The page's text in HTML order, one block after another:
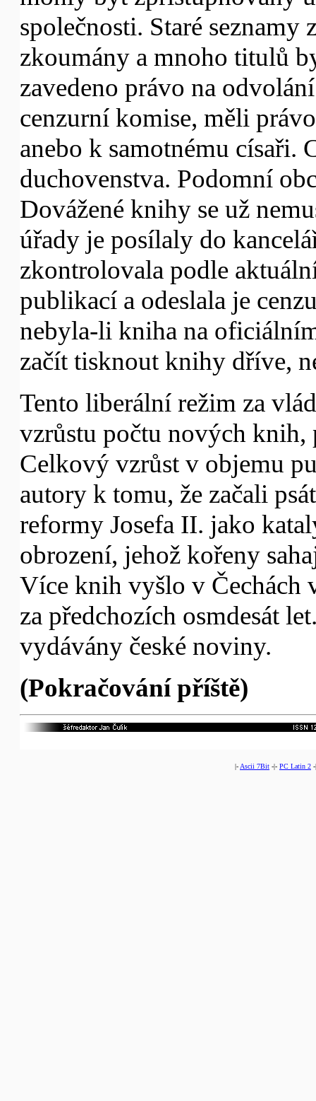
společnosti. Staré
zkoumány a mnoho titulů
zavedeno právo na
cenzurní komise, měli
anebo k samotnému císaři.
duchovenstva. Podomní
Dovážené knihy se už
úřady je posílaly do
zkontrolovala podle
publikací a odeslala je
nebyla-li kniha na
začít tisknout knihy dříve,
Tento liberální režim za
vzrůstu počtu nových knih,
Celkový vzrůst v objemu
autory k tomu, že začali
reformy Josefa II. jako
obrození, jehož kořeny
Více knih vyšlo v Čechách
za předchozích osmdesát
vydávány české noviny.
(Pokračování příště)
|- Ascii 7Bit -|- PC Latin 2